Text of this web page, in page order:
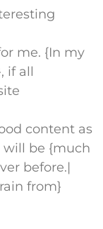
me. {In my
if all
content as
be {much
before.|
from}